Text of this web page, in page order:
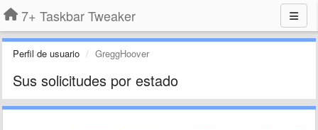
7+ Taskbar Tweaker
Perfil de usuario GreggHoover
Sus solicitudes por estado